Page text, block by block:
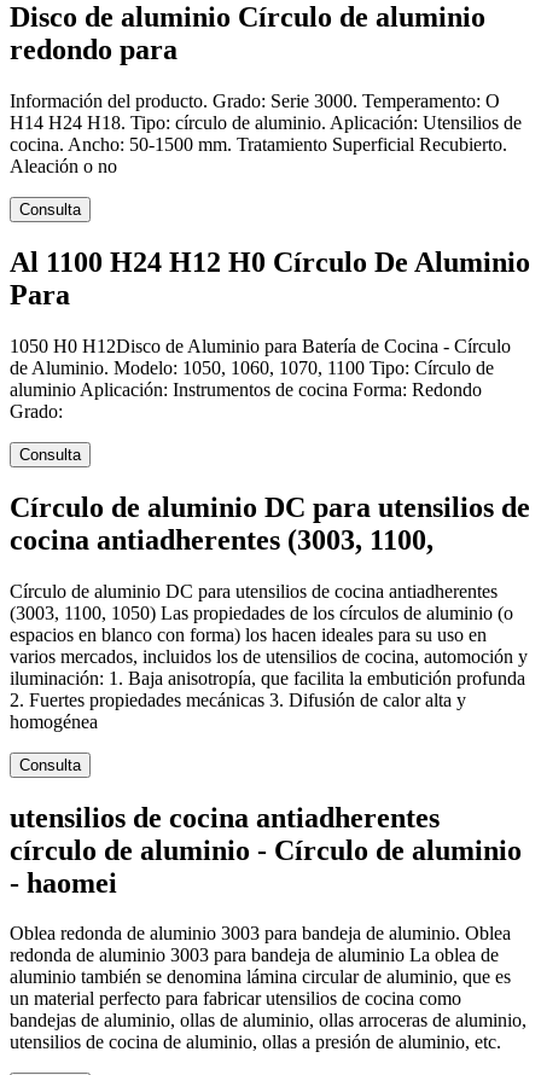
Disco de aluminio Círculo de aluminio
redondo para
Información del producto. Grado: Serie 3000. Temperamento: O
H14 H24 H18. Tipo: círculo de aluminio. Aplicación: Utensilios de
cocina. Ancho: 50-1500 mm. Tratamiento Superficial Recubierto.
Aleación o no
Consulta
Al 1100 H24 H12 H0 Círculo De Aluminio
Para
1050 H0 H12Disco de Aluminio para Batería de Cocina - Círculo
de Aluminio. Modelo: 1050, 1060, 1070, 1100 Tipo: Círculo de
aluminio Aplicación: Instrumentos de cocina Forma: Redondo
Grado:
Consulta
Círculo de aluminio DC para utensilios de
cocina antiadherentes (3003, 1100,
Círculo de aluminio DC para utensilios de cocina antiadherentes
(3003, 1100, 1050) Las propiedades de los círculos de aluminio (o
espacios en blanco con forma) los hacen ideales para su uso en
varios mercados, incluidos los de utensilios de cocina, automoción y
iluminación: 1. Baja anisotropía, que facilita la embutición profunda
2. Fuertes propiedades mecánicas 3. Difusión de calor alta y
homogénea
Consulta
utensilios de cocina antiadherentes
círculo de aluminio - Círculo de aluminio
- haomei
Oblea redonda de aluminio 3003 para bandeja de aluminio. Oblea
redonda de aluminio 3003 para bandeja de aluminio La oblea de
aluminio también se denomina lámina circular de aluminio, que es
un material perfecto para fabricar utensilios de cocina como
bandejas de aluminio, ollas de aluminio, ollas arroceras de aluminio,
utensilios de cocina de aluminio, ollas a presión de aluminio, etc.